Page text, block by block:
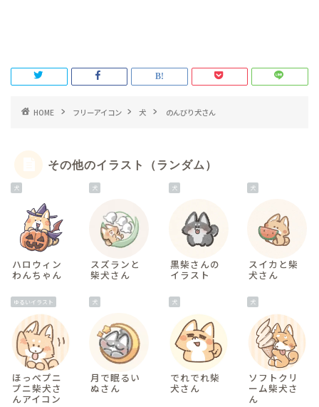
HOME フリーアイコン 犬 のんびり犬さん
その他のイラスト（ランダム）
犬
ハロウィン
わんちゃん
犬
スズランと
柴犬さん
犬
黒柴さんの
イラスト
犬
スイカと柴
犬さん
ゆるいイラスト
ほっぺプニ
プニ柴犬さ
んアイコン
犬
月で眠るい
ぬさん
犬
でれでれ柴
犬さん
犬
ソフトクリ
ーム柴犬さ
ん